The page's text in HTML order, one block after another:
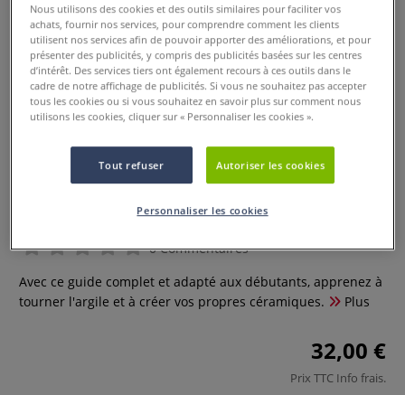
Argile - 20 projets pour maîtriser
0 Commentaires
Avec ce guide complet et adapté aux débutants, apprenez à
tourner l'argile et à créer vos propres céramiques.
Plus
32,00 €
Prix TTC Info frais.
Nous utilisons des cookies et des outils similaires pour faciliter vos
achats, fournir nos services, pour comprendre comment les clients
utilisent nos services afin de pouvoir apporter des améliorations, et pour
présenter des publicités, y compris des publicités basées sur les centres
d’intérêt. Des services tiers ont également recours à ces outils dans le
cadre de notre affichage de publicités. Si vous ne souhaitez pas accepter
tous les cookies ou si vous souhaitez en savoir plus sur comment nous
utilisons les cookies, cliquer sur « Personnaliser les cookies ».
Tout refuser Autoriser les cookies
Personnaliser les cookies